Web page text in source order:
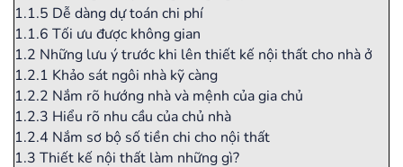
1.1.5 Dễ dàng dự toán chi phí
1.1.6 Tối ưu được không gian
1.2 Những lưu ý trước khi lên thiết kế nội thất cho nhà ở
1.2.1 Khảo sát ngôi nhà kỹ càng
1.2.2 Nắm rõ hướng nhà và mệnh của gia chủ
1.2.3 Hiểu rõ nhu cầu của chủ nhà
1.2.4 Nắm sơ bộ số tiền chi cho nội thất
1.3 Thiết kế nội thất làm những gì?